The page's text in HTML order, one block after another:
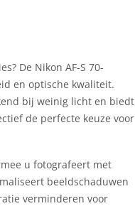
De Nikon AF-S 70-
en optische kwaliteit.
bij weinig licht en biedt
de perfecte keuze voor
u fotografeert met
beeldschaduwen
verminderen voor